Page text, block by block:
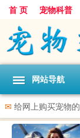
首 页 宠物科普
网站导航
✉ 给网上购买宠物